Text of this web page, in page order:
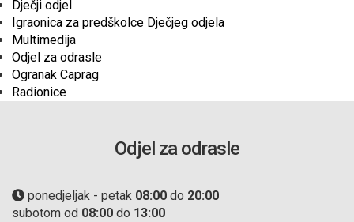
Dječji odjel
Igraonica za predškolce Dječjeg odjela
Multimedija
Odjel za odrasle
Ogranak Caprag
Radionice
Odjel za odrasle
ponedjeljak - petak 08:00 do 20:00
subotom od 08:00 do 13:00